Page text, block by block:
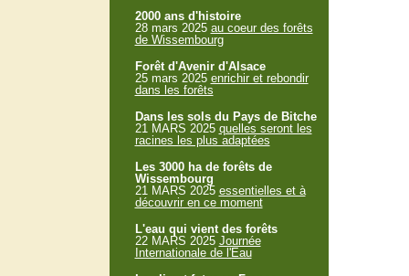
2000 ans d'histoire
28 mars 2025 au coeur des forêts
de Wissembourg
Forêt d'Avenir d'Alsace
25 mars 2025 enrichir et rebondir
dans les forêts
Dans les sols du Pays de Bitche
21 MARS 2025 quelles seront les
racines les plus adaptées
Les 3000 ha de forêts de
Wissembourg
21 MARS 2025 essentielles et à
découvrir en ce moment
L'eau qui vient des forêts
22 MARS 2025 Journée
Internationale de l'Eau